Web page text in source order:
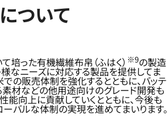
ついて
培った有機繊維布帛（ふはく） ※9の製造
なニーズに対応する製品を提供してま
での販売体制を強化するとともに、バッテ
材などの他用途向けのグレード開発も
能向上に貢献していくとともに、今後も
バルな体制の実現を進めてまいります。